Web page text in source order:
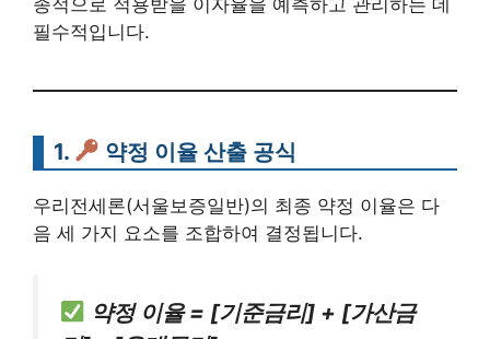
필수적입니다.
1. 약정 이율 산출 공식
우리전세론(서울보증일반)의 최종 약정 이율은 다
음 세 가지 요소를 조합하여 결정됩니다.
약정 이율 = [기준금리] + [가산금